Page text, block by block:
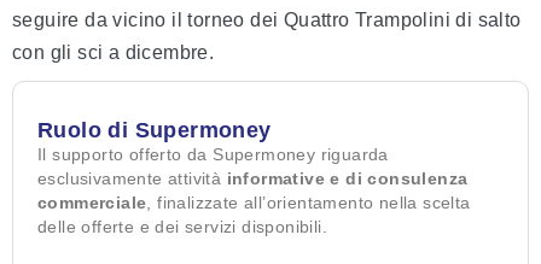
seguire da vicino il torneo dei Quattro Trampolini di salto
con gli sci a dicembre.
Ruolo di Supermoney
Il supporto offerto da Supermoney riguarda
esclusivamente attività informative e di consulenza
commerciale, finalizzate all’orientamento nella scelta
delle offerte e dei servizi disponibili.